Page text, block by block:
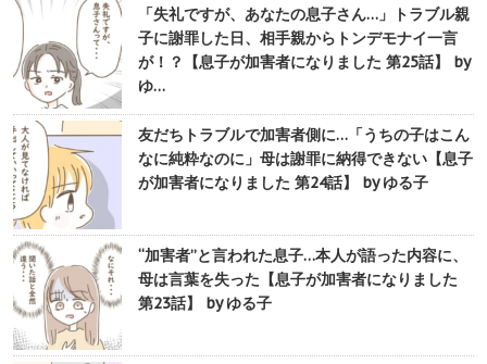
「失礼ですが、あなたの息子さん…」トラブル親
子に謝罪した日、相手親からトンデモナイ一言
が！？【息子が加害者になりました 第25話】 by
ゆ…
友だちトラブルで加害者側に…「うちの子はこん
なに純粋なのに」母は謝罪に納得できない【息子
が加害者になりました 第24話】 by ゆる子
“加害者”と言われた息子…本人が語った内容に、
母は言葉を失った【息子が加害者になりました
第23話】 by ゆる子